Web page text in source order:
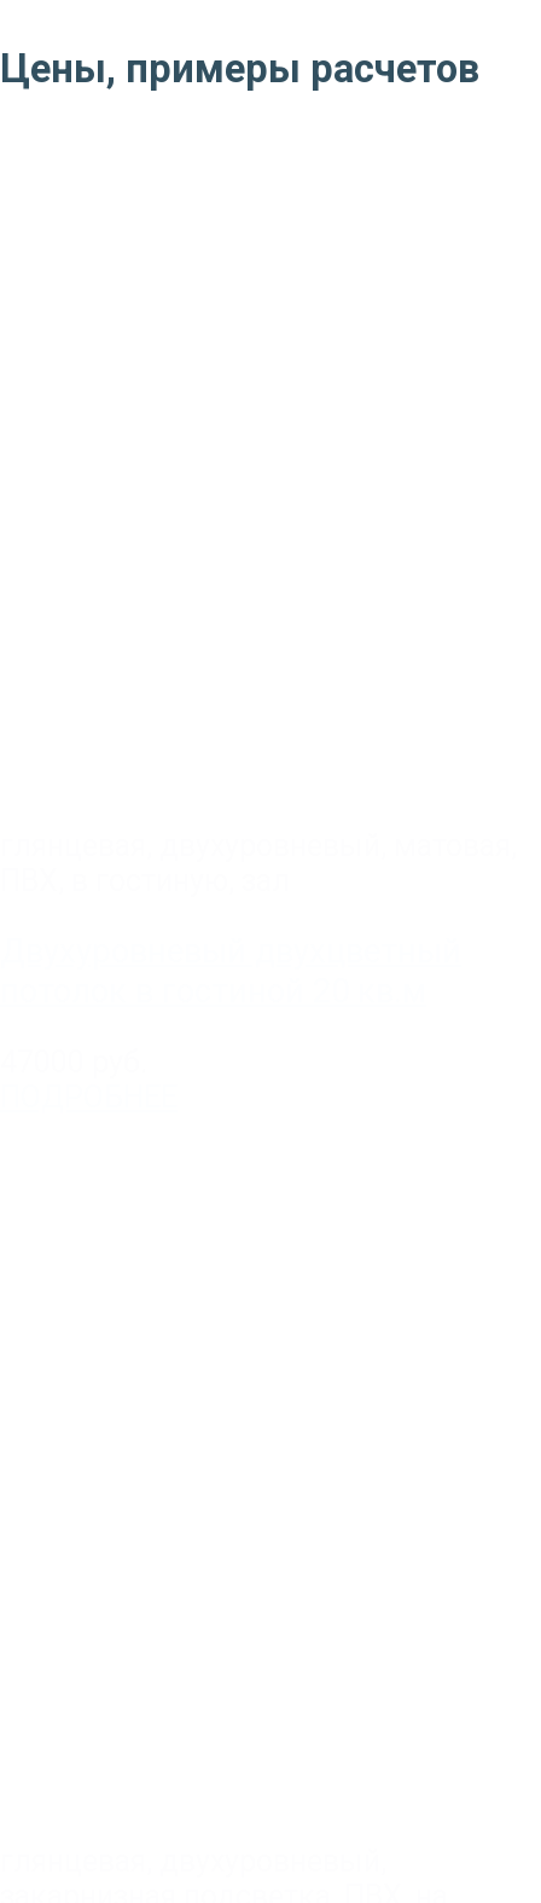
Цены, примеры расчетов